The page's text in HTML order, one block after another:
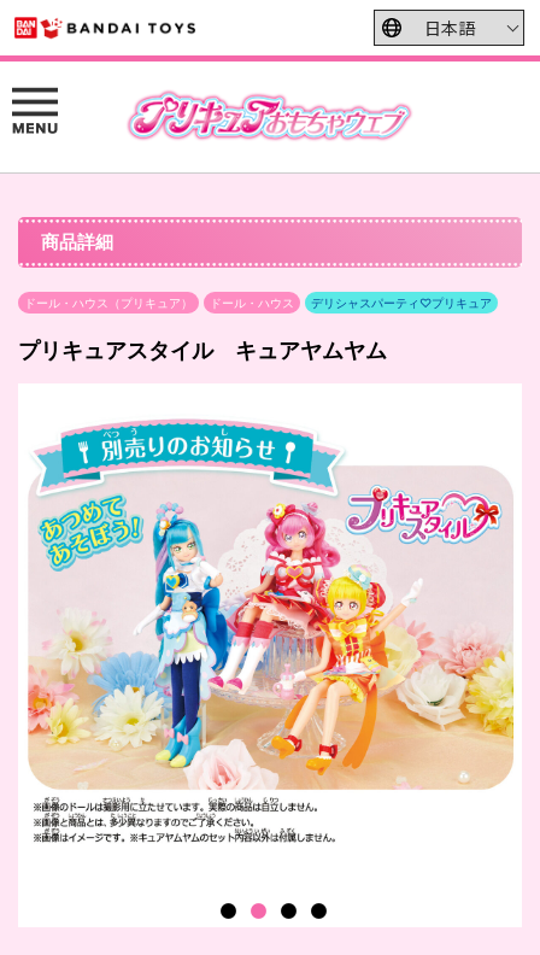
商品詳細
ドール・ハウス（プリキュア） ドール・ハウス デリシャスパーティ♡プリキュア
プリキュアスタイル キュアヤムヤム